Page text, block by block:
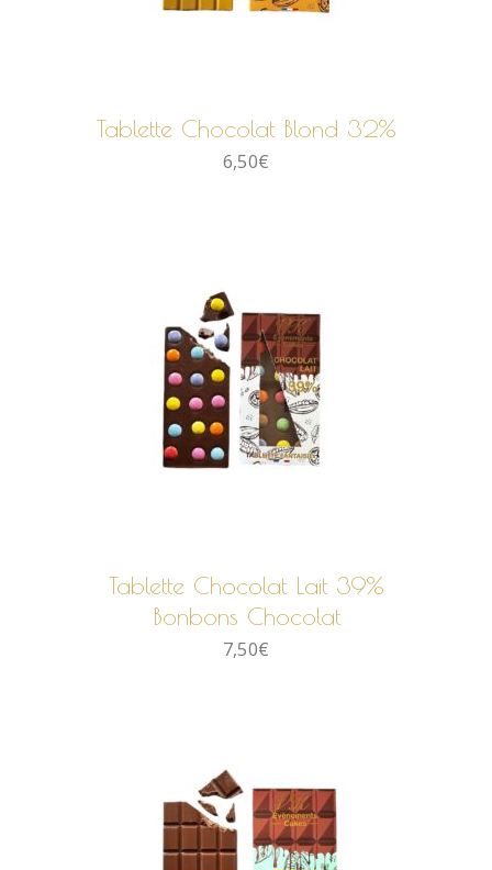
Tablette Chocolat Blond 32%
6,50€
Tablette Chocolat Lait 39%
Bonbons Chocolat
7,50€